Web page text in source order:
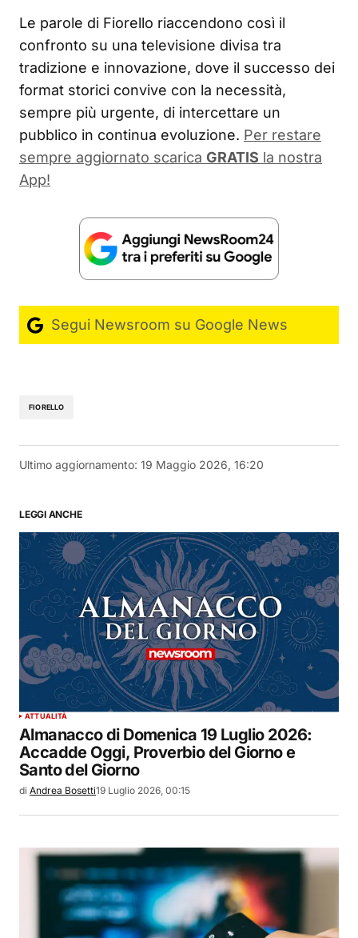
Le parole di Fiorello riaccendono così il
confronto su una televisione divisa tra
tradizione e innovazione, dove il successo dei
format storici convive con la necessità,
sempre più urgente, di intercettare un
pubblico in continua evoluzione. Per restare
sempre aggiornato scarica GRATIS la nostra
App!
Segui Newsroom su Google News
FIORELLO
Ultimo aggiornamento: 19 Maggio 2026, 16:20
LEGGI ANCHE
ATTUALITÀ
Almanacco di Domenica 19 Luglio 2026:
Accadde Oggi, Proverbio del Giorno e
Santo del Giorno
di Andrea Bosetti19 Luglio 2026, 00:15